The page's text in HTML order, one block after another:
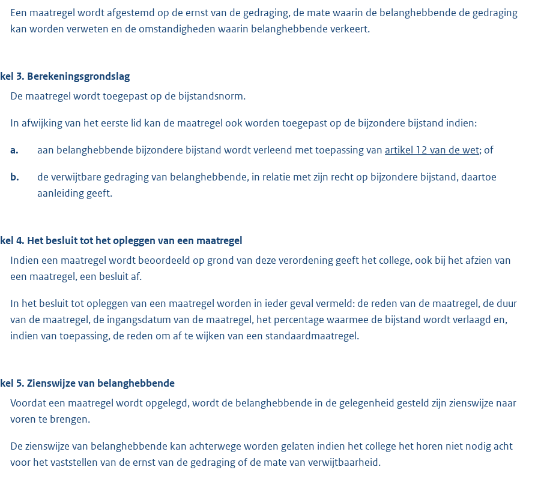
Een maatregel wordt afgestemd op de ernst van de gedraging, de mate waarin de belanghebbende de gedraging
kan worden verweten en de omstandigheden waarin belanghebbende verkeert.
3. Berekeningsgrondslag
De maatregel wordt toegepast op de bijstandsnorm.
In afwijking van het eerste lid kan de maatregel ook worden toegepast op de bijzondere bijstand indien:
a. aan belanghebbende bijzondere bijstand wordt verleend met toepassing van artikel 12 van de wet; of
b.
de verwijtbare gedraging van belanghebbende, in relatie met zijn recht op bijzondere bijstand, daartoe
aanleiding geeft.
4. Het besluit tot het opleggen van een maatregel
Indien een maatregel wordt beoordeeld op grond van deze verordening geeft het college, ook bij het afzien van
een maatregel, een besluit af.
In het besluit tot opleggen van een maatregel worden in ieder geval vermeld: de reden van de maatregel, de duur
van de maatregel, de ingangsdatum van de maatregel, het percentage waarmee de bijstand wordt verlaagd en,
indien van toepassing, de reden om af te wijken van een standaardmaatregel.
5. Zienswijze van belanghebbende
Voordat een maatregel wordt opgelegd, wordt de belanghebbende in de gelegenheid gesteld zijn zienswijze naar
voren te brengen.
De zienswijze van belanghebbende kan achterwege worden gelaten indien het college het horen niet nodig acht
voor het vaststellen van de ernst van de gedraging of de mate van verwijtbaarheid.